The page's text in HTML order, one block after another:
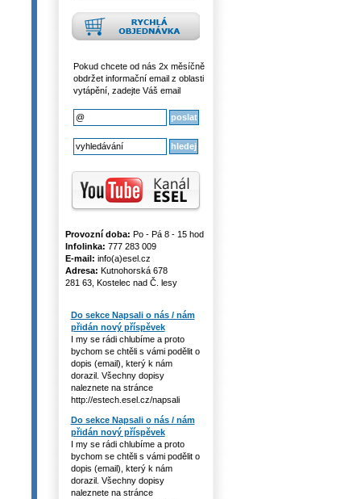
Pokud chcete od nás 2x měsíčně
obdržet informační email z oblasti
vytápění, zadejte Váš email
Provozní doba: Po - Pá 8 - 15 hod
Infolinka: 777 283 009
E-mail: info(a)esel.cz
Adresa: Kutnohorská 678
281 63, Kostelec nad Č. lesy
Do sekce Napsali o nás / nám
přidán nový příspěvek
I my se rádi chlubíme a proto
bychom se chtěli s vámi podělit o
dopis (email), který k nám
dorazil. Všechny dopisy
naleznete na stránce
http://estech.esel.cz/napsali
Do sekce Napsali o nás / nám
přidán nový příspěvek
I my se rádi chlubíme a proto
bychom se chtěli s vámi podělit o
dopis (email), který k nám
dorazil. Všechny dopisy
naleznete na stránce